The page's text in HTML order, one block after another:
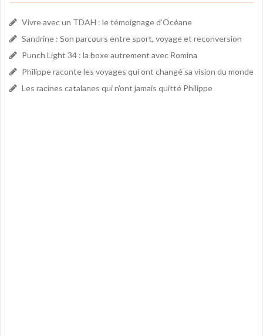
Vivre avec un TDAH : le témoignage d’Océane
Sandrine : Son parcours entre sport, voyage et reconversion
Punch Light 34 : la boxe autrement avec Romina
Philippe raconte les voyages qui ont changé sa vision du monde
Les racines catalanes qui n’ont jamais quitté Philippe